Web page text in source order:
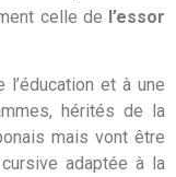
celle de l’essor
l’éducation et à une
hérités de la
mais vont être
adaptée à la